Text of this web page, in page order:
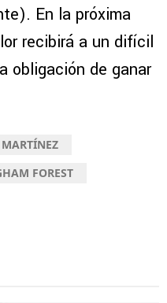
En la próxima
recibirá a un difícil
obligación de ganar
FOREST